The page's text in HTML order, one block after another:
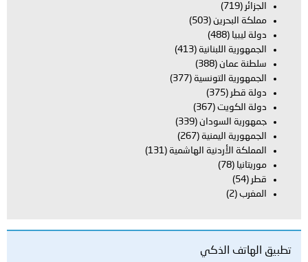
الجزائر (719)
مملكة البحرين (503)
دولة ليبيا (488)
الجمهورية اللبنانية (413)
سلطنة عمان (388)
الجمهورية التونسية (377)
دولة قطر (375)
دولة الكويت (367)
جمهورية السودان (339)
الجمهورية اليمنية (267)
المملكة الأردنية الهاشمية (131)
موريتانيا (78)
قطر (54)
المغرب (2)
تطبيق الهاتف الذكي